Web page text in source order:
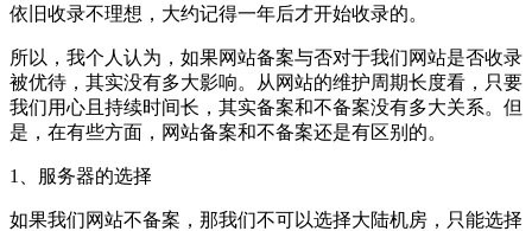
依旧收录不理想，大约记得一年后才开始收录的。
所以，我个人认为，如果网站备案与否对于我们网站是否收录
被优待，其实没有多大影响。从网站的维护周期长度看，只要
我们用心且持续时间长，其实备案和不备案没有多大关系。但
是，在有些方面，网站备案和不备案还是有区别的。
1、服务器的选择
如果我们网站不备案，那我们不可以选择大陆机房，只能选择